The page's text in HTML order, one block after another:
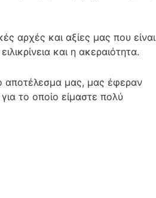
αρχές και αξίες μας που είναι
και η ακεραιότητα.
αποτέλεσμα μας, μας έφεραν
το οποίο είμαστε πολύ